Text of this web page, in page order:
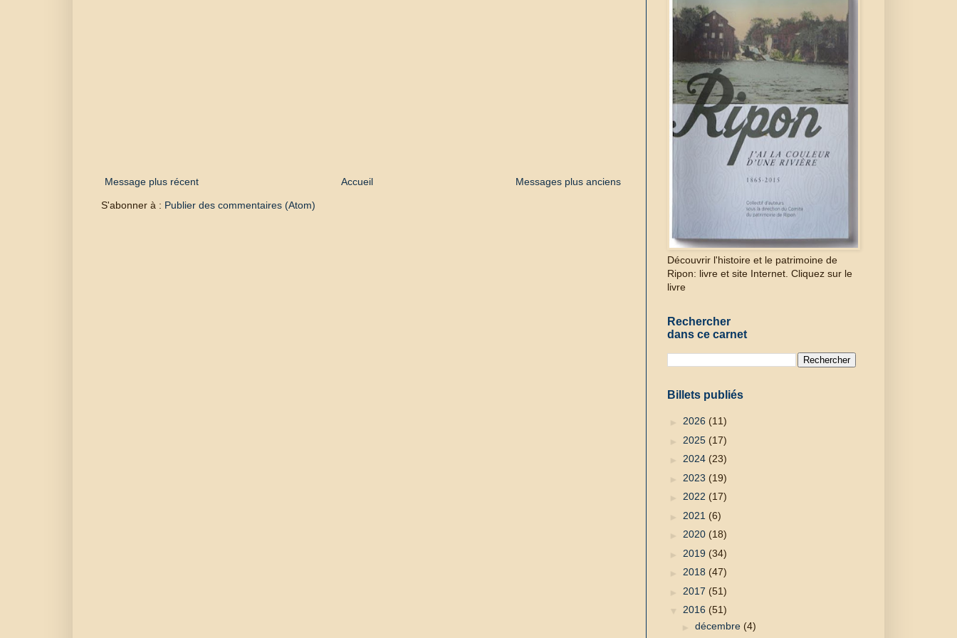
Message plus récent Messages plus anciens
Accueil
S'abonner à : Publier des commentaires (Atom)
Découvrir l'histoire et le patrimoine de
Ripon: livre et site Internet. Cliquez sur le
livre
Rechercher
dans ce carnet
Billets publiés
► 2026 (11)
► 2025 (17)
► 2024 (23)
► 2023 (19)
► 2022 (17)
► 2021 (6)
► 2020 (18)
► 2019 (34)
► 2018 (47)
► 2017 (51)
▼ 2016 (51)
► décembre (4)